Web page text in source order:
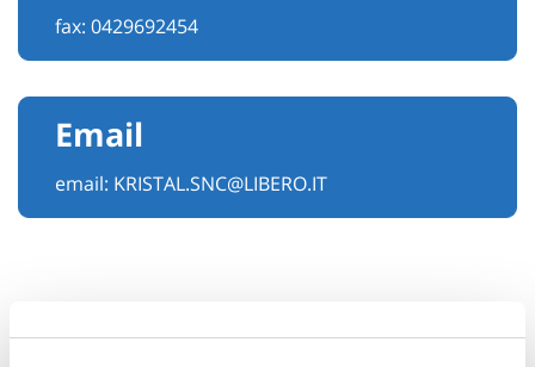
fax: 0429692454
Email
email: KRISTAL.SNC@LIBERO.IT